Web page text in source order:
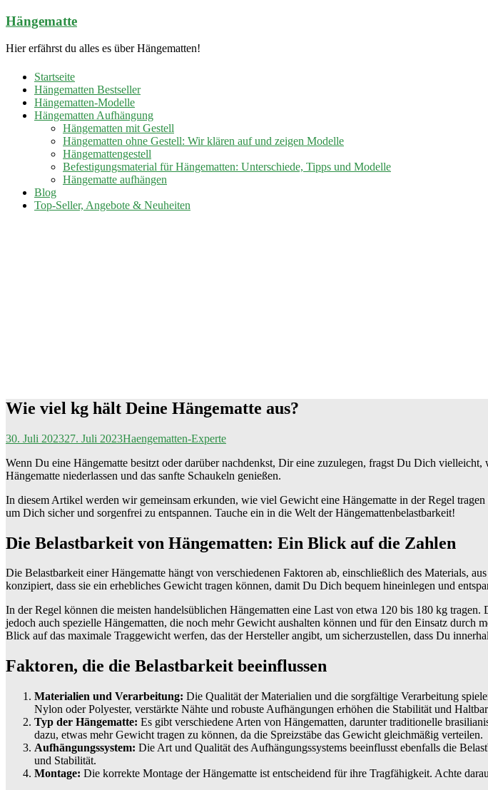
Zum
springen
Hängematte
Hier erfährst du alles es über Hängematten!
Startseite
Hängematten Bestseller
Hängematten-Modelle
Hängematten Aufhängung
Hängematten mit Gestell
Hängematten ohne Gestell: Wir klären auf und zeigen Modelle
Hängemattengestell
Befestigungsmaterial für Hängematten: Unterschiede, Tipps und Modelle
Hängematte aufhängen
Blog
Top-Seller, Angebote & Neuheiten
Wie viel kg hält Deine Hängematte aus?
30. Juli 202327. Juli 2023Haengematten-Experte
Wenn Du eine Hängematte besitzt oder darüber nachdenkst, Dir eine zuzulegen, fragst Du Dich
Hängematte niederlassen und das sanfte Schaukeln genießen.
In diesem Artikel werden wir gemeinsam erkunden, wie viel Gewicht eine Hängematte in der Regel
um Dich sicher und sorgenfrei zu entspannen. Tauche ein in die Welt der Hängemattenbelastbarkeit!
Die Belastbarkeit von Hängematten: Ein Blick auf die Zahlen
Die Belastbarkeit einer Hängematte hängt von verschiedenen Faktoren ab, einschließlich des Materials,
konzipiert, dass sie ein erhebliches Gewicht tragen können, damit Du Dich bequem hineinlegen und
In der Regel können die meisten handelsüblichen Hängematten eine Last von etwa 120 bis 180 kg
jedoch auch spezielle Hängematten, die noch mehr Gewicht aushalten können und für den Einsatz
Blick auf das maximale Traggewicht werfen, das der Hersteller angibt, um sicherzustellen, dass Du
Faktoren, die die Belastbarkeit beeinflussen
Materialien und Verarbeitung: Die Qualität der Materialien und die sorgfältige Verarbeitung
Nylon oder Polyester, verstärkte Nähte und robuste Aufhängungen erhöhen die Stabilität und
Typ der Hängematte: Es gibt verschiedene Arten von Hängematten, darunter traditionelle
dazu, etwas mehr Gewicht tragen zu können, da die Spreizstäbe das Gewicht gleichmäßig verteilen.
Aufhängungssystem: Die Art und Qualität des Aufhängungssystems beeinflusst ebenfalls die
und Stabilität.
Montage: Die korrekte Montage der Hängematte ist entscheidend für ihre Tragfähigkeit. Achte